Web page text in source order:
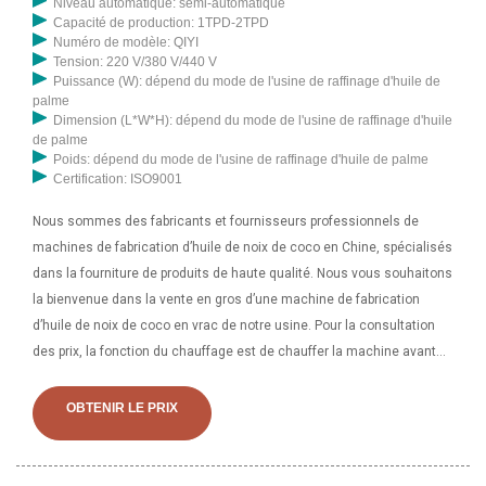
Niveau automatique: semi-automatique
Capacité de production: 1TPD-2TPD
Numéro de modèle: QIYI
Tension: 220 V/380 V/440 V
Puissance (W): dépend du mode de l'usine de raffinage d'huile de
palme
Dimension (L*W*H): dépend du mode de l'usine de raffinage d'huile
de palme
Poids: dépend du mode de l'usine de raffinage d'huile de palme
Certification: ISO9001
Nous sommes des fabricants et fournisseurs professionnels de
machines de fabrication d’huile de noix de coco en Chine, spécialisés
dans la fourniture de produits de haute qualité. Nous vous souhaitons
la bienvenue dans la vente en gros d’une machine de fabrication
d’huile de noix de coco en vrac de notre usine. Pour la consultation
des prix, la fonction du chauffage est de chauffer la machine avant
tournesol 6YL-80 est une machine d'expulsion d'huile de tournesol à
vis de plus grande capacité que l'expulseur d'huile 6YL-68 avec un
OBTENIR LE PRIX